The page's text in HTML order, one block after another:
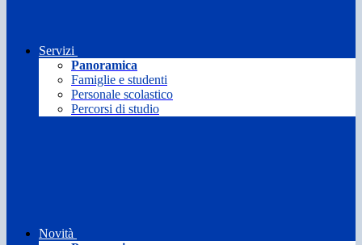
Servizi
Panoramica
Famiglie e studenti
Personale scolastico
Percorsi di studio
Novità